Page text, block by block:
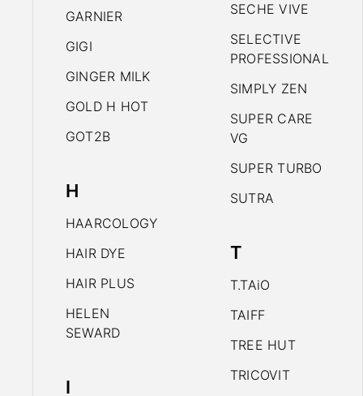
GARNIER
GIGI
GINGER MILK
GOLD H HOT
GOT2B
H
HAARCOLOGY
HAIR DYE
HAIR PLUS
HELEN
SEWARD
I
SECHE VIVE
SELECTIVE
PROFESSIONAL
SIMPLY ZEN
SUPER CARE
VG
SUPER TURBO
SUTRA
T
T.TAiO
TAIFF
TREE HUT
TRICOVIT